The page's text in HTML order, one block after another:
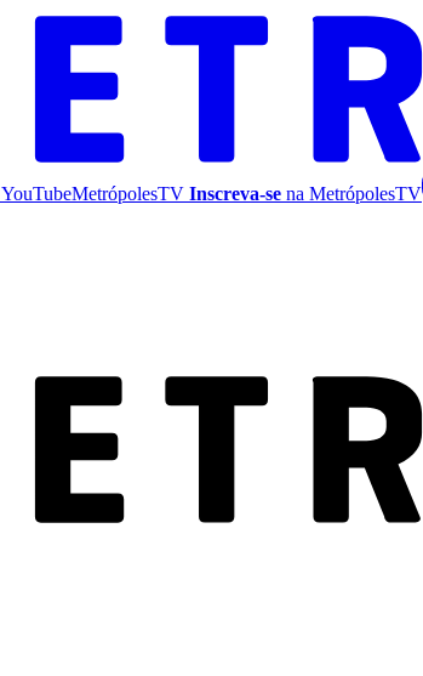
YouTubeMetrópolesTV Inscreva-se na MetrópolesTV